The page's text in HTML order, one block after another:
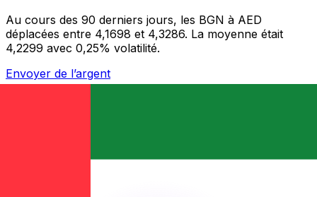
Au cours des 90 derniers jours, les BGN à AED
déplacées entre 4,1698 et 4,3286. La moyenne était
4,2299 avec 0,25% volatilité.
Envoyer de l’argent
nécessaires pour vos transferts d'argent internationaux